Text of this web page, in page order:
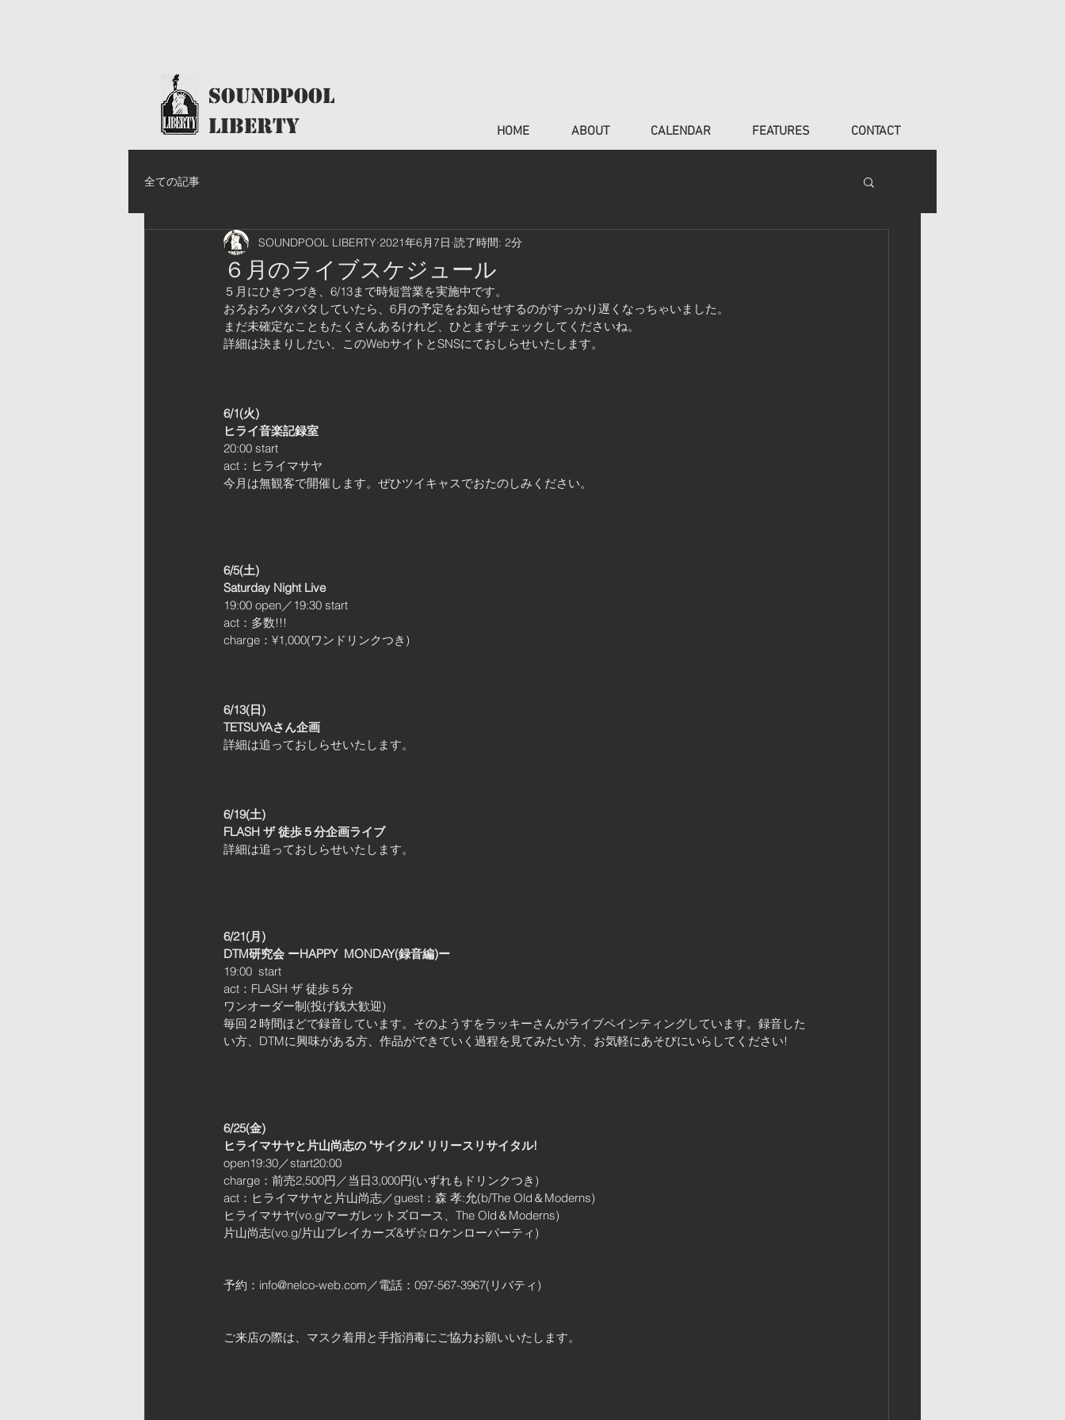
​SoundPool
LIBERTY
HOME ABOUT CALENDAR FEATURES CONTACT
全ての記事
６月のライブスケジュール
SOUNDPOOL LIBERTY 2021年6月7日 読了時間: 2分
５月にひきつづき、6/13まで時短営業を実施中です。
おろおろバタバタしていたら、6月の予定をお知らせするのがすっかり遅くなっちゃいました。
まだ未確定なこともたくさんあるけれど、ひとまずチェックしてくださいね。
詳細は決まりしだい、このWebサイトとSNSにておしらせいたします。
6/1(火)
ヒライ音楽記録室
20:00 start
act：ヒライマサヤ
今月は無観客で開催します。ぜひツイキャスでおたのしみください。
6/5(土)
Saturday Night Live
19:00 open／19:30 start
act：多数!!!
charge：¥1,000(ワンドリンクつき)
6/13(日)
TETSUYAさん企画
詳細は追っておしらせいたします。
6/19(土)
FLASH ザ 徒歩５分企画ライブ
詳細は追っておしらせいたします。
6/21(月)
DTM研究会 ーHAPPY  MONDAY(録音編)ー
19:00  start
act：FLASH ザ 徒歩５分
ワンオーダー制(投げ銭大歓迎)
毎回２時間ほどで録音しています。そのようすをラッキーさんがライブペインティングしています。録音した
い方、DTMに興味がある方、作品ができていく過程を見てみたい方、お気軽にあそびにいらしてください!
6/25(金)
ヒライマサヤと片山尚志の "サイクル" リリースリサイタル!
open19:30／start20:00
charge：前売2,500円／当日3,000円(いずれもドリンクつき)
act：ヒライマサヤと片山尚志／guest：森 孝:允(b/The Old＆Moderns)
ヒライマサヤ(vo.g/マーガレットズロース、The Old＆Moderns)
片山尚志(vo.g/片山ブレイカーズ&ザ☆ロケンローパーティ)
予約：info@nelco-web.com／電話：097-567-3967(リバティ)
ご来店の際は、マスク着用と手指消毒にご協力お願いいたします。